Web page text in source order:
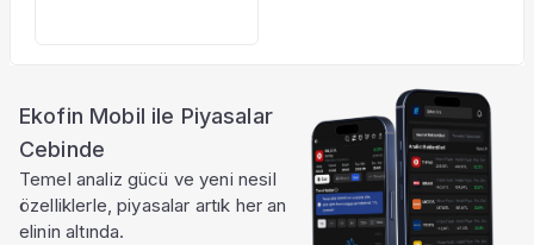
Ekofin Mobil ile Piyasalar
Cebinde
Temel analiz gücü ve yeni nesil
özelliklerle, piyasalar artık her an
elinin altında.